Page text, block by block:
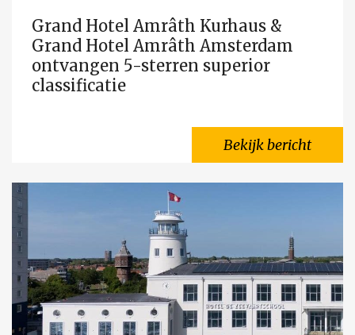
Grand Hotel Amrâth Kurhaus &
Grand Hotel Amrâth Amsterdam
ontvangen 5-sterren superior
classificatie
Bekijk bericht